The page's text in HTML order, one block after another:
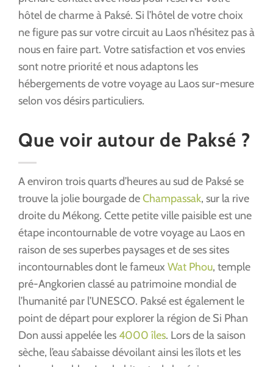
hôtel de charme à Paksé. Si l’hôtel de votre choix
ne figure pas sur votre circuit au Laos n’hésitez pas à
nous en faire part. Votre satisfaction et vos envies
sont notre priorité et nous adaptons les
hébergements de votre voyage au Laos sur-mesure
selon vos désirs particuliers.
Que voir autour de Paksé ?
A environ trois quarts d’heures au sud de Paksé se
trouve la jolie bourgade deChampassak, sur la rive
droite du Mékong. Cette petite ville paisible est une
étape incontournable de votre voyage au Laos en
raison de ses superbes paysages et de ses sites
incontournables dont le fameux Wat Phou, temple
pré-Angkorien classé au patrimoine mondial de
l’humanité par l’UNESCO. Paksé est également le
point de départ pour explorer la région de Si Phan
Don aussi appelée les4000 îles. Lors de la saison
sèche, l’eau s’abaisse dévoilant ainsi les îlots et les